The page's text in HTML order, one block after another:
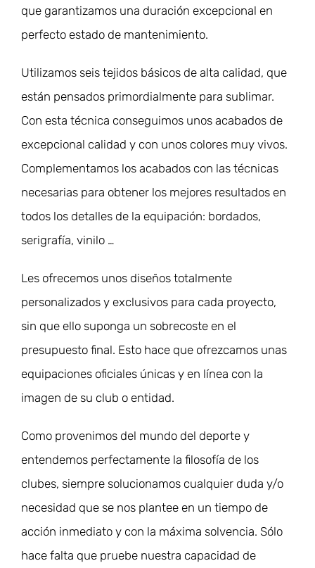
que garantizamos una duración excepcional en
perfecto estado de mantenimiento.
Utilizamos seis tejidos básicos de alta calidad, que
están pensados ​​primordialmente para sublimar.
Con esta técnica conseguimos unos acabados de
excepcional calidad y con unos colores muy vivos.
Complementamos los acabados con las técnicas
necesarias para obtener los mejores resultados en
todos los detalles de la equipación: bordados,
serigrafía, vinilo …
Les ofrecemos unos diseños totalmente
personalizados y exclusivos para cada proyecto,
sin que ello suponga un sobrecoste en el
presupuesto final. Esto hace que ofrezcamos unas
equipaciones oficiales únicas y en línea con la
imagen de su club o entidad.
Como provenimos del mundo del deporte y
entendemos perfectamente la filosofía de los
clubes, siempre solucionamos cualquier duda y/o
necesidad que se nos plantee en un tiempo de
acción inmediato y con la máxima solvencia. Sólo
hace falta que pruebe nuestra capacidad de